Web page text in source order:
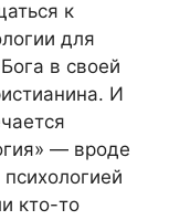
к
для
в своей
И
— вроде
кто-то